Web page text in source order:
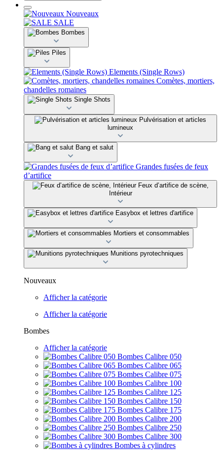
Nouveaux
SALE
Bombes
Piles
Elements (Single Rows)
Comètes, mortiers,
chandelles romaines
Single Shots
Pulvérisation et articles
lumineux
Bang et salut
Grandes fusées de feux
d’artifice
Feux d’artifice de scène,
Intérieur
Easybox et lettres d'artifice
Mortiers et consommables
Munitions pyrotechniques
Nouveaux
Afficher la catégorie
Afficher la catégorie
Bombes
Afficher la catégorie
Bombes Calibre 050
Bombes Calibre 065
Bombes Calibre 075
Bombes Calibre 100
Bombes Calibre 125
Bombes Calibre 150
Bombes Calibre 175
Bombes Calibre 200
Bombes Calibre 250
Bombes Calibre 300
Bombes à cylindres